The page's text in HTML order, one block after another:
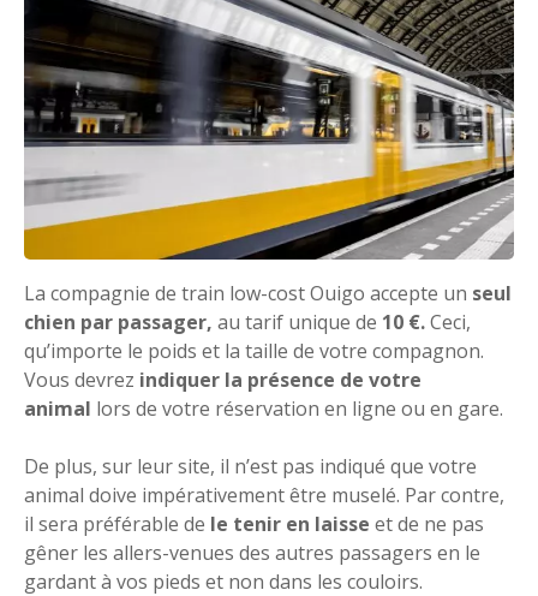
La compagnie de train low-cost Ouigo accepte un seul
chien par passager, au tarif unique de 10 €.Ceci,
qu’importe le poids et la taille de votre compagnon.
Vous devrez indiquer la présence de votre
animal lors de votre réservation en ligne ou en gare.
De plus, sur leur site, il n’est pas indiqué que votre
animal doive impérativement être muselé. Par contre,
il sera préférable de le tenir en laisse et de ne pas
gêner les allers-venues des autres passagers en le
gardant à vos pieds et non dans les couloirs.